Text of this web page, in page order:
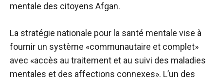
mentale des citoyens Afgan.
La stratégie nationale pour la santé mentale vise à
fournir un système «communautaire et complet»
avec «accès au traitement et au suivi des maladies
mentales et des affections connexes». L’un des